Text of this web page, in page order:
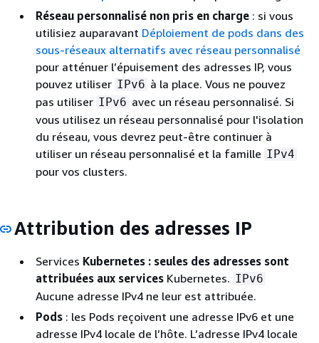
Réseau personnalisé non pris en charge : si vous
utilisiez auparavant Déploiement de pods dans des
sous-réseaux alternatifs avec réseau personnalisé
pour atténuer l’épuisement des adresses IP, vous
pouvez utiliser IPv6 à la place. Vous ne pouvez
pas utiliser IPv6 avec un réseau personnalisé. Si
vous utilisez un réseau personnalisé pour l'isolation
du réseau, vous devrez peut-être continuer à
utiliser un réseau personnalisé et la famille IPv4
pour vos clusters.
Attribution des adresses IP
Services Kubernetes : seules des adresses sont
attribuées aux services Kubernetes. IPv6
Aucune adresse IPv4 ne leur est attribuée.
Pods : les Pods reçoivent une adresse IPv6 et une
adresse IPv4 locale de l’hôte. L’adresse IPv4 locale